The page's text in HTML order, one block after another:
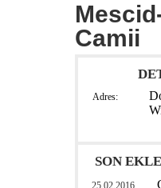
Camii
Adres:
SON
25.02.2016